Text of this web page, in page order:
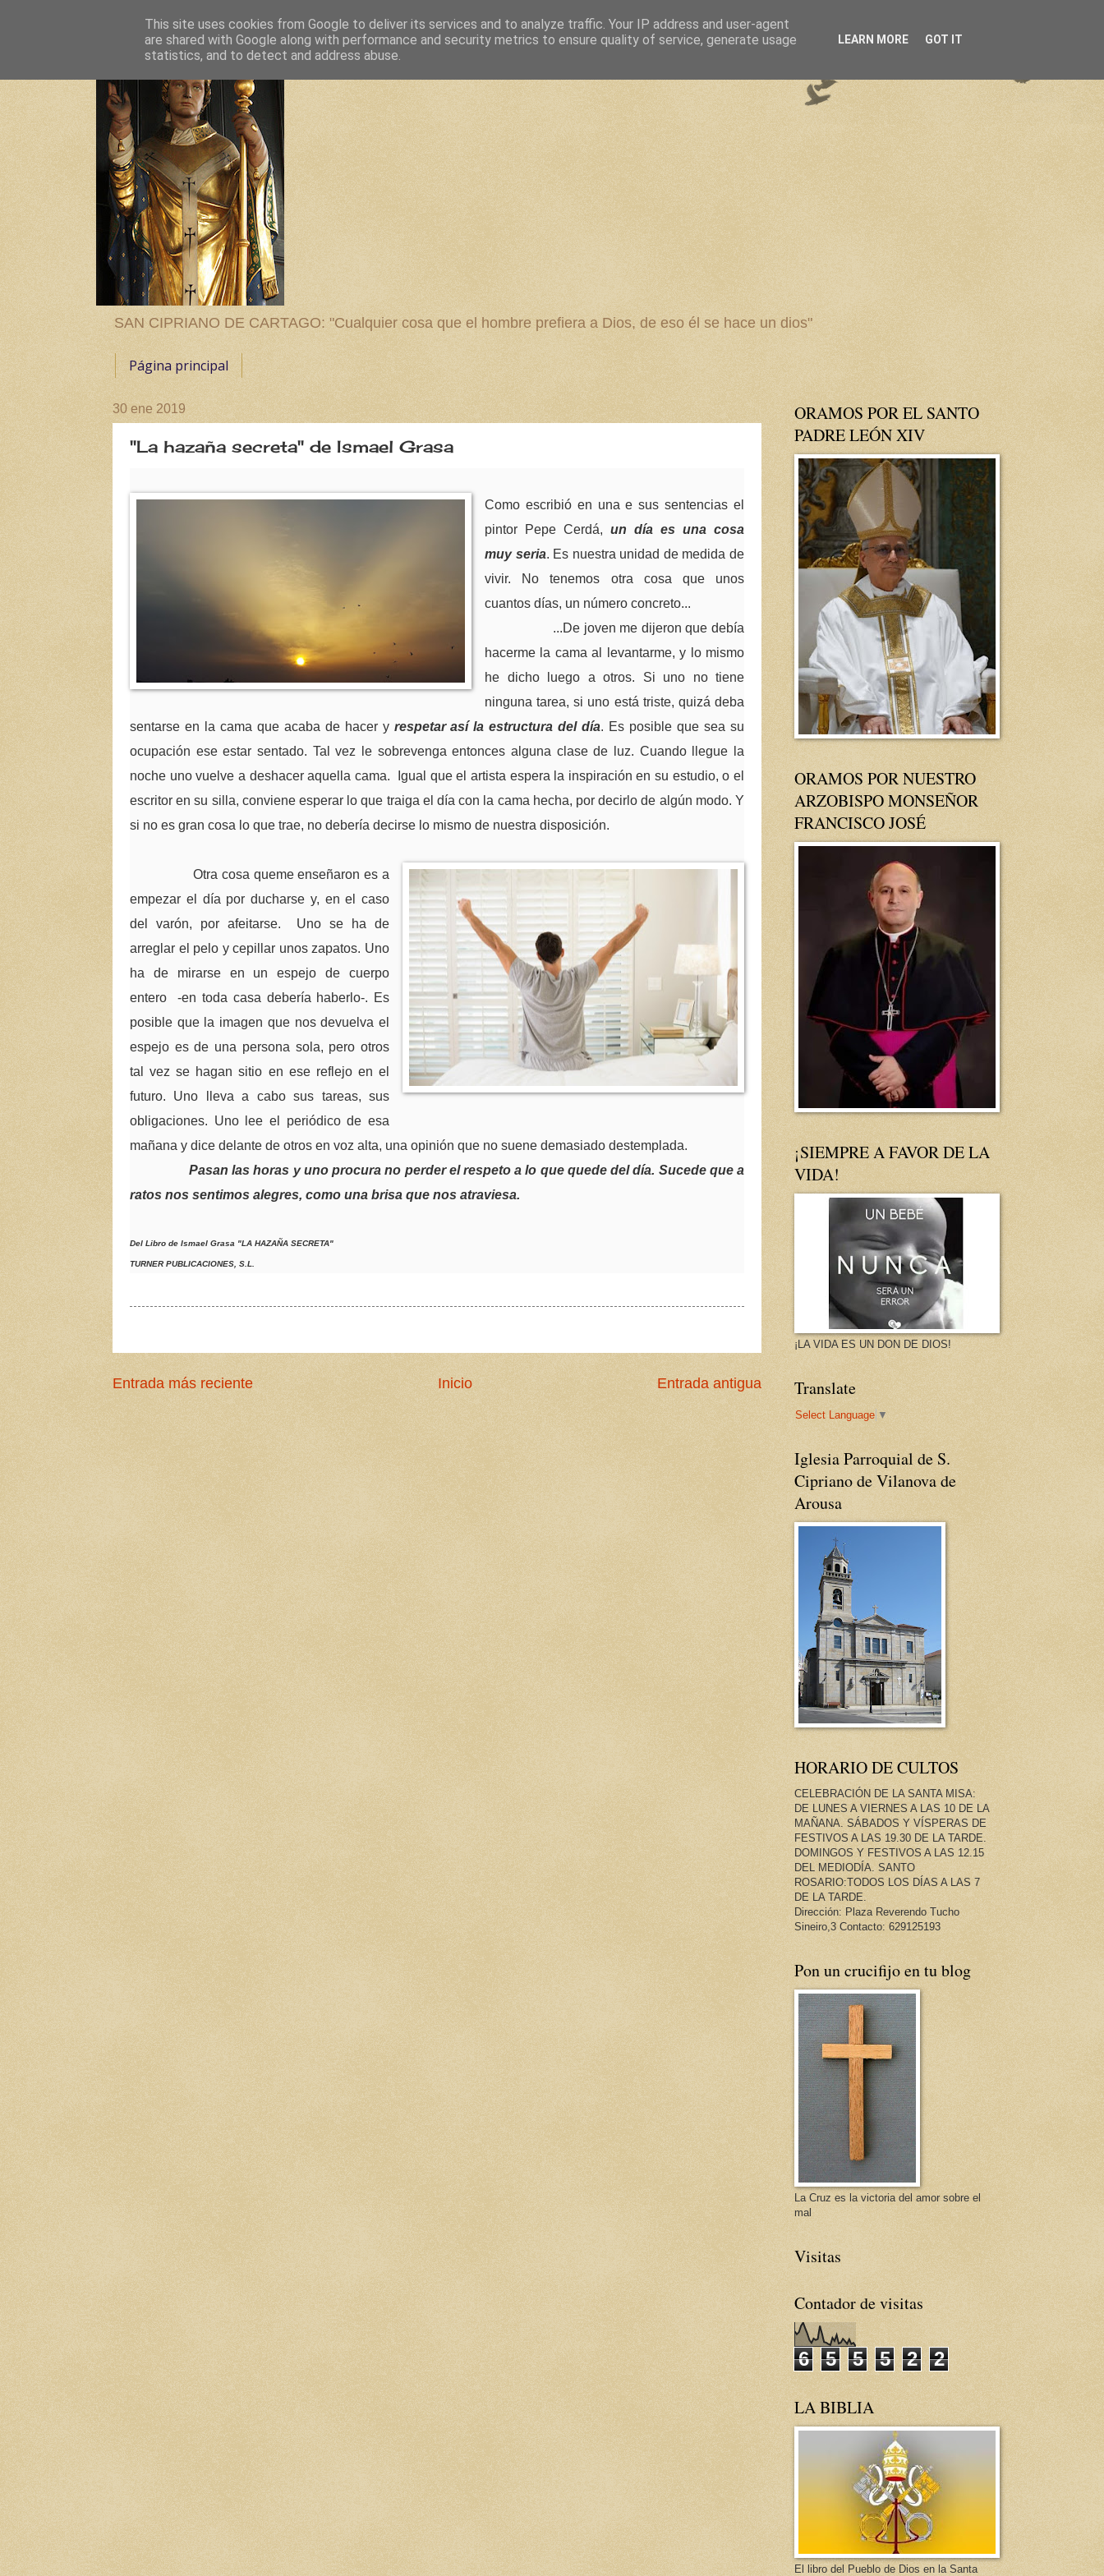
SAN CIPRIANO DE CARTAGO: "Cualquier cosa que el hombre prefiera a Dios, de eso él se hace un dios"
Página principal
30 ene 2019
"La hazaña secreta" de Ismael Grasa
Como escribió en una e sus sentencias el
pintor Pepe Cerdá, un día es una cosa
muy seria. Es nuestra unidad de medida de
vivir. No tenemos otra cosa que unos
cuantos días, un número concreto...
...De joven me dijeron que debía
hacerme la cama al levantarme, y lo mismo
he dicho luego a otros. Si uno no tiene
ninguna tarea, si uno está triste, quizá deba
sentarse en la cama que acaba de hacer y respetar así la estructura del día. Es posible que sea su
ocupación ese estar sentado. Tal vez le sobrevenga entonces alguna clase de luz. Cuando llegue la
noche uno vuelve a deshacer aquella cama. Igual que el artista espera la inspiración en su estudio, o el
escritor en su silla, conviene esperar lo que traiga el día con la cama hecha, por decirlo de algún modo. Y
si no es gran cosa lo que trae, no debería decirse lo mismo de nuestra disposición.
Otra cosa queme enseñaron es a
empezar el día por ducharse y, en el caso
del varón, por afeitarse. Uno se ha de
arreglar el pelo y cepillar unos zapatos. Uno
ha de mirarse en un espejo de cuerpo
entero -en toda casa debería haberlo-. Es
posible que la imagen que nos devuelva el
espejo es de una persona sola, pero otros
tal vez se hagan sitio en ese reflejo en el
futuro. Uno lleva a cabo sus tareas, sus
obligaciones. Uno lee el periódico de esa
mañana y dice delante de otros en voz alta, una opinión que no suene demasiado destemplada.
Pasan las horas y uno procura no perder el respeto a lo que quede del día. Sucede que a
ratos nos sentimos alegres, como una brisa que nos atraviesa.
Del Libro de Ismael Grasa "LA HAZAÑA SECRETA"
TURNER PUBLICACIONES, S.L.
Entrada más reciente Entrada antigua
Inicio
ORAMOS POR EL SANTO
PADRE LEÓN XIV
ORAMOS POR NUESTRO
ARZOBISPO MONSEÑOR
FRANCISCO JOSÉ
¡SIEMPRE A FAVOR DE LA
VIDA!
¡LA VIDA ES UN DON DE DIOS!
Translate
Select Language ▼
Iglesia Parroquial de S.
Cipriano de Vilanova de
Arousa
HORARIO DE CULTOS
CELEBRACIÓN DE LA SANTA MISA:
DE LUNES A VIERNES A LAS 10 DE LA
MAÑANA. SÁBADOS Y VÍSPERAS DE
FESTIVOS A LAS 19.30 DE LA TARDE.
DOMINGOS Y FESTIVOS A LAS 12.15
DEL MEDIODÍA. SANTO
ROSARIO:TODOS LOS DÍAS A LAS 7
DE LA TARDE.
Dirección: Plaza Reverendo Tucho
Sineiro,3 Contacto: 629125193
Pon un crucifijo en tu blog
La Cruz es la victoria del amor sobre el
mal
Visitas
Contador de visitas
6 5 5 5 2 2
LA BIBLIA
El libro del Pueblo de Dios en la Santa
This site uses cookies from Google to deliver its services and to analyze traffic. Your IP address and user-agent
are shared with Google along with performance and security metrics to ensure quality of service, generate usage
statistics, and to detect and address abuse.
LEARN MORE GOT IT